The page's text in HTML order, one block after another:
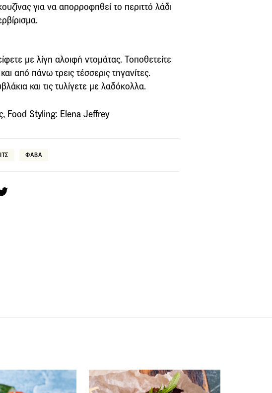
για να απορροφηθεί το περιττό λάδι
με λίγη αλοιφή ντομάτας. Τοποθετείτε
από πάνω τρεις τέσσερις τηγανίτες.
και τις τυλίγετε με λαδόκολλα.
Food Styling: Elena Jeffrey
ΦΑΒΑ